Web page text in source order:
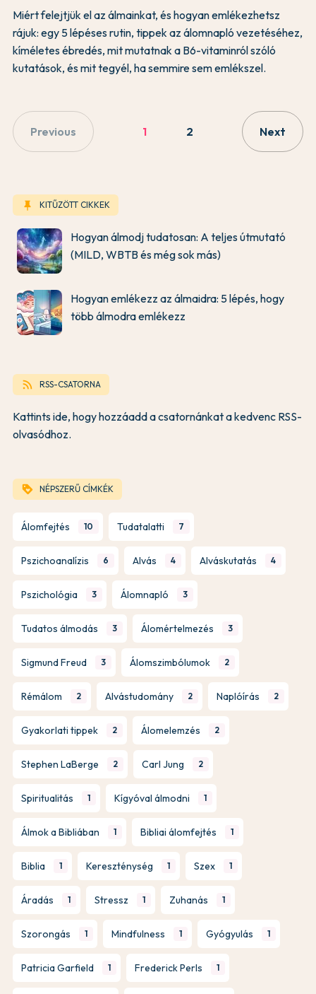
Miért felejtjük el az álmainkat, és hogyan emlékezhetsz
rájuk: egy 5 lépéses rutin, tippek az álomnapló vezetéséhez,
kíméletes ébredés, mit mutatnak a B6-vitaminról szóló
kutatások, és mit tegyél, ha semmire sem emlékszel.
Previous 1 2 Next
keep KITŰZÖTT CIKKEK
Hogyan álmodj tudatosan: A teljes útmutató
(MILD, WBTB és még sok más)
Hogyan emlékezz az álmaidra: 5 lépés, hogy
több álmodra emlékezz
rss_feed RSS-CSATORNA
Kattints ide, hogy hozzáadd a csatornánkat a kedvenc RSS-
olvasódhoz.
loyalty NÉPSZERŰ CÍMKÉK
Álomfejtés 10 Tudatalatti 7
Pszichoanalízis 6 Alvás 4 Alváskutatás 4
Pszichológia 3 Álomnapló 3
Tudatos álmodás 3 Álomértelmezés 3
Sigmund Freud 3 Álomszimbólumok 2
Rémálom 2 Alvástudomány 2 Naplóírás 2
Gyakorlati tippek 2 Álomelemzés 2
Stephen LaBerge 2 Carl Jung 2
Spiritualitás 1 Kígyóval álmodni 1
Álmok a Bibliában 1 Bibliai álomfejtés 1
Biblia 1 Kereszténység 1 Szex 1
Áradás 1 Stressz 1 Zuhanás 1
Szorongás 1 Mindfulness 1 Gyógyulás 1
Patricia Garfield 1 Frederick Perls 1